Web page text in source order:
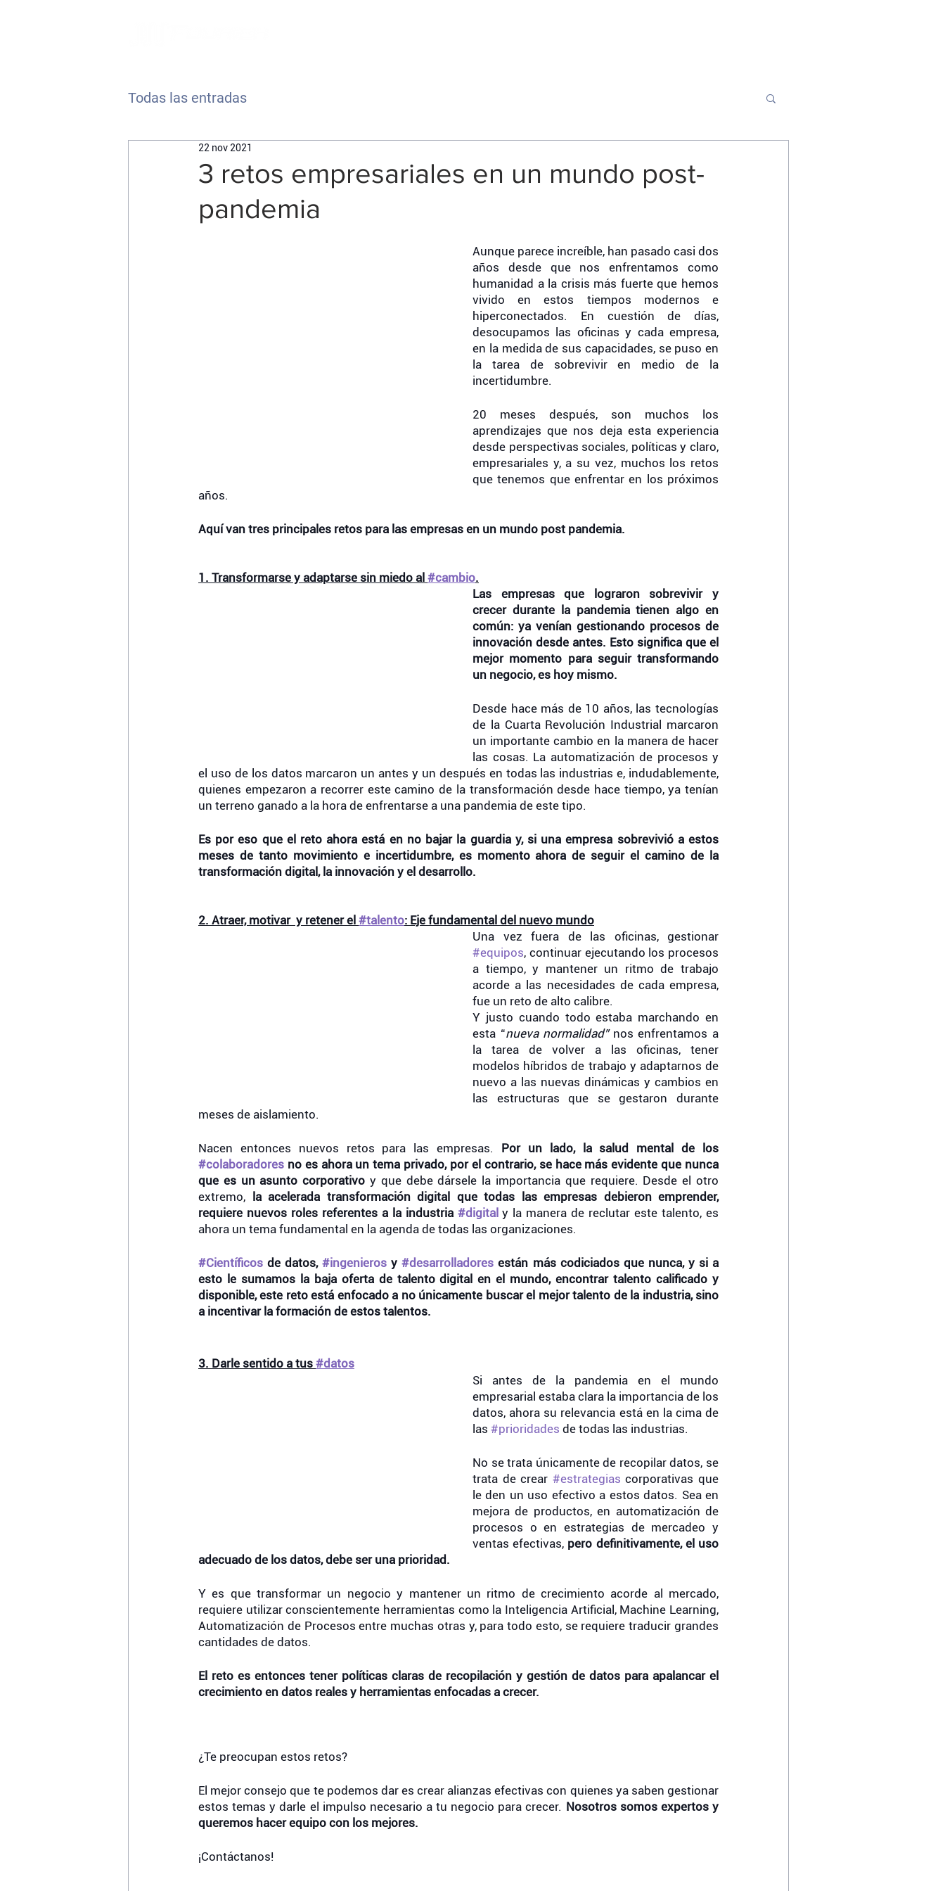
Todas las entradas
3 retos empresariales en un mundo post-
pandemia
22 nov 2021
Aunque parece increíble, han pasado casi dos
años desde que nos enfrentamos como
humanidad a la crisis más fuerte que hemos
vivido en estos tiempos modernos e
hiperconectados. En cuestión de días,
desocupamos las oficinas y cada empresa,
en la medida de sus capacidades, se puso en
la tarea de sobrevivir en medio de la
incertidumbre.
20 meses después, son muchos los
aprendizajes que nos deja esta experiencia
desde perspectivas sociales, políticas y claro,
empresariales y, a su vez, muchos los retos
que tenemos que enfrentar en los próximos
años.
Aquí van tres principales retos para las empresas en un mundo post pandemia.
1. Transformarse y adaptarse sin miedo al #cambio.
Las empresas que lograron sobrevivir y
crecer durante la pandemia tienen algo en
común: ya venían gestionando procesos de
innovación desde antes. Esto significa que el
mejor momento para seguir transformando
un negocio, es hoy mismo.
Desde hace más de 10 años, las tecnologías
de la Cuarta Revolución Industrial marcaron
un importante cambio en la manera de hacer
las cosas. La automatización de procesos y
el uso de los datos marcaron un antes y un después en todas las industrias e, indudablemente,
quienes empezaron a recorrer este camino de la transformación desde hace tiempo, ya tenían
un terreno ganado a la hora de enfrentarse a una pandemia de este tipo.
Es por eso que el reto ahora está en no bajar la guardia y, si una empresa sobrevivió a estos
meses de tanto movimiento e incertidumbre, es momento ahora de seguir el camino de la
transformación digital, la innovación y el desarrollo.
2. Atraer, motivar  y retener el #talento: Eje fundamental del nuevo mundo
#equipos, continuar ejecutando los procesos
a tiempo, y mantener un ritmo de trabajo
acorde a las necesidades de cada empresa,
fue un reto de alto calibre.
Y justo cuando todo estaba marchando en
esta “nueva normalidad” nos enfrentamos a
la tarea de volver a las oficinas, tener
modelos híbridos de trabajo y adaptarnos de
nuevo a las nuevas dinámicas y cambios en
las estructuras que se gestaron durante
meses de aislamiento.
Nacen entonces nuevos retos para las empresas.
#colaboradores no es ahora un tema privado, por el contrario, se hace más evidente que nunca
que es un asunto corporativo y que debe dársele la importancia que requiere. Desde el otro
extremo,
la acelerada transformación digital que todas las empresas debieron emprender,
requiere nuevos roles referentes a la industria #digital y la manera de reclutar este talento, es
ahora un tema fundamental en la agenda de todas las organizaciones.
#Científicos de datos, #ingenieros y #desarrolladores están más codiciados que nunca, y si a
esto le sumamos la baja oferta de talento digital en el mundo, encontrar talento calificado y
disponible, este reto está enfocado a no únicamente buscar el mejor talento de la industria, sino
a incentivar la formación de estos talentos.
3. Darle sentido a tus #datos
Si antes de la pandemia en el mundo
empresarial estaba clara la importancia de los
datos, ahora su relevancia está en la cima de
las #prioridades de todas las industrias.
No se trata únicamente de recopilar datos, se
trata de crear #estrategias corporativas que
le den un uso efectivo a estos datos. Sea en
mejora de productos, en automatización de
procesos o en estrategias de mercadeo y
ventas efectivas, pero definitivamente, el uso
adecuado de los datos, debe ser una prioridad.
Y es que transformar un negocio y mantener un ritmo de crecimiento acorde al mercado,
requiere utilizar conscientemente herramientas como la Inteligencia Artificial, Machine Learning,
Automatización de Procesos entre muchas otras y, para todo esto, se requiere traducir grandes
cantidades de datos.
El reto es entonces tener políticas claras de recopilación y gestión de datos para apalancar el
crecimiento en datos reales y herramientas enfocadas a crecer.
¿Te preocupan estos retos?
El mejor consejo que te podemos dar es crear alianzas efectivas con quienes ya saben gestionar
estos temas y darle el impulso necesario a tu negocio para crecer. Nosotros somos expertos y
queremos hacer equipo con los mejores.
¡Contáctanos!